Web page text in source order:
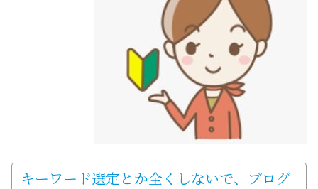
キーワード選定とか全くしないで、ブログ